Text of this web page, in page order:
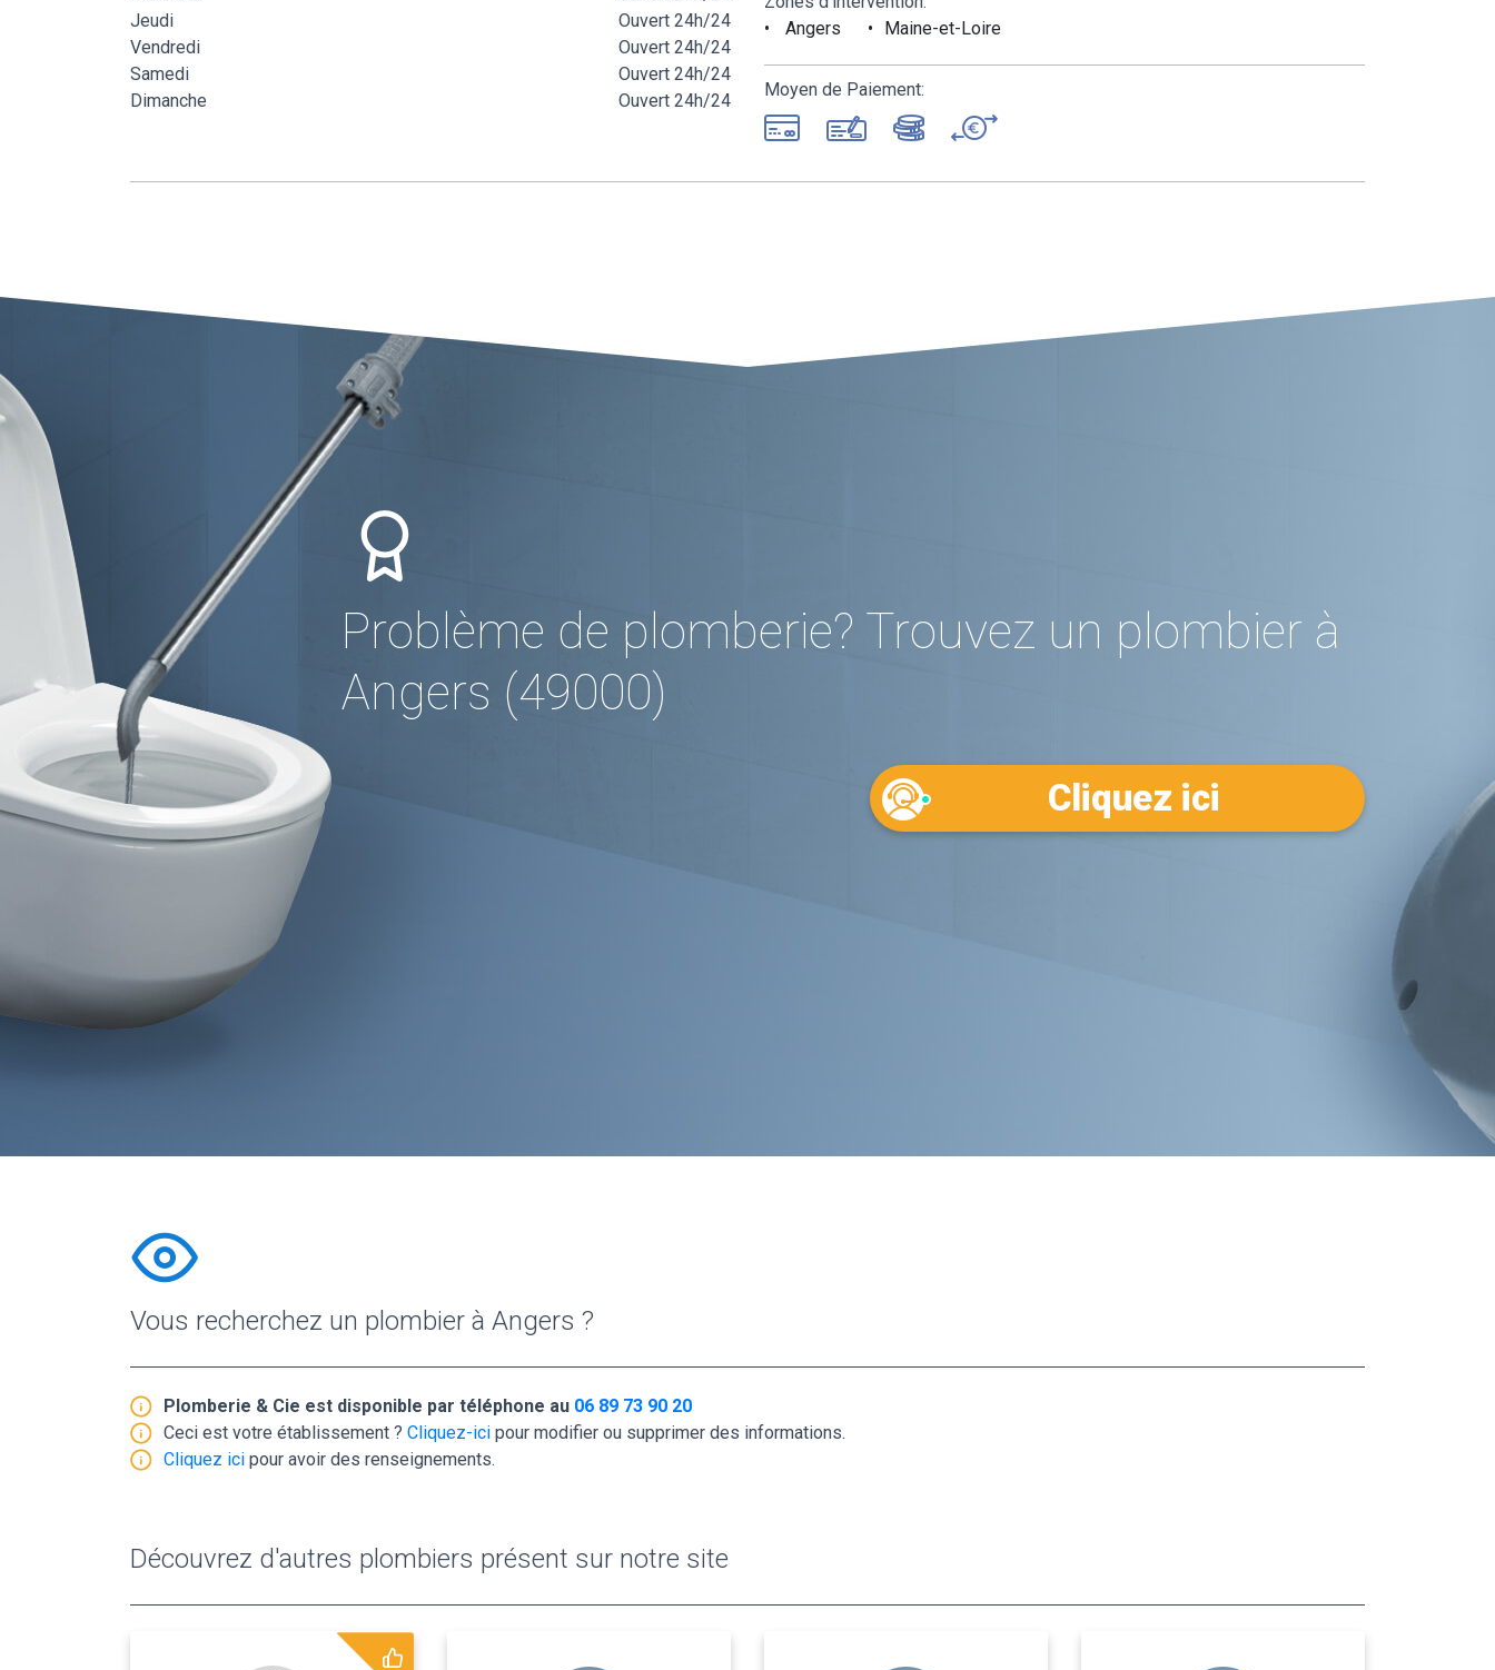
Jeudi
Ouvert 24h/24
Vendredi
Ouvert 24h/24
Samedi
Ouvert 24h/24
Dimanche
Ouvert 24h/24
Angers
Maine-et-Loire
Moyen de Paiement:
Problème de plomberie? Trouvez un plombier à
Angers (49000)
Cliquez ici
Vous recherchez un plombier à Angers ?
Plomberie & Cie est disponible par téléphone au 06 89 73 90 20
Ceci est votre établissement ? Cliquez-ici pour modifier ou supprimer des informations.
Cliquez ici pour avoir des renseignements.
Découvrez d'autres plombiers présent sur notre site